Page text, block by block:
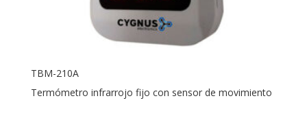
TBM-210A
Termómetro infrarrojo fijo con sensor de movimiento